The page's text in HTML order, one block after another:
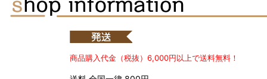
商品購入代金（税抜）6,000円以上で送料無料！